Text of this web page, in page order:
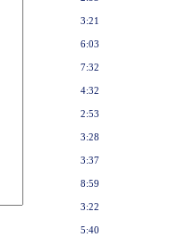
3:21
6:03
7:32
4:32
2:53
3:28
3:37
8:59
3:22
5:40